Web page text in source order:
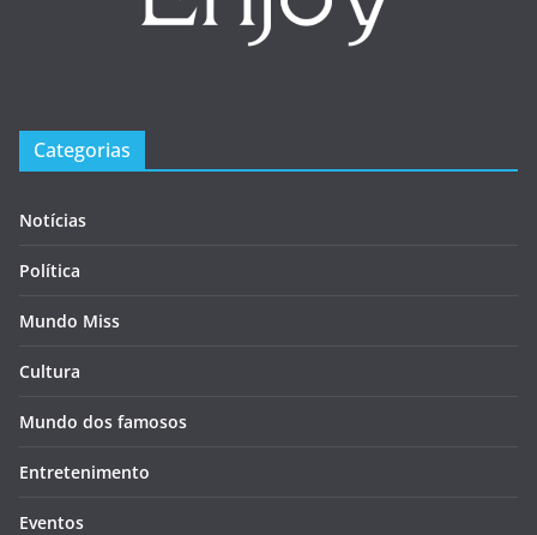
Categorias
Notícias
Política
Mundo Miss
Cultura
Mundo dos famosos
Entretenimento
Eventos